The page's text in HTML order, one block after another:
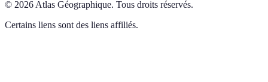
© 2026 Atlas Géographique. Tous droits réservés.
Certains liens sont des liens affiliés.